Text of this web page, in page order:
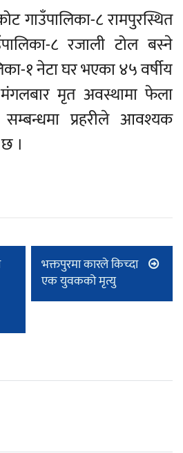
गाउँपालिका-८ रामपुरस्थित
८ रजाली टोल बस्ने
१ नेटा घर भएका ४५ वर्षीय
मंगलबार मृत अवस्थामा फेला
प्रहरीले आवश्यक
।
भक्तपुरमा कारले किच्दा
एक युवकको मृत्यु